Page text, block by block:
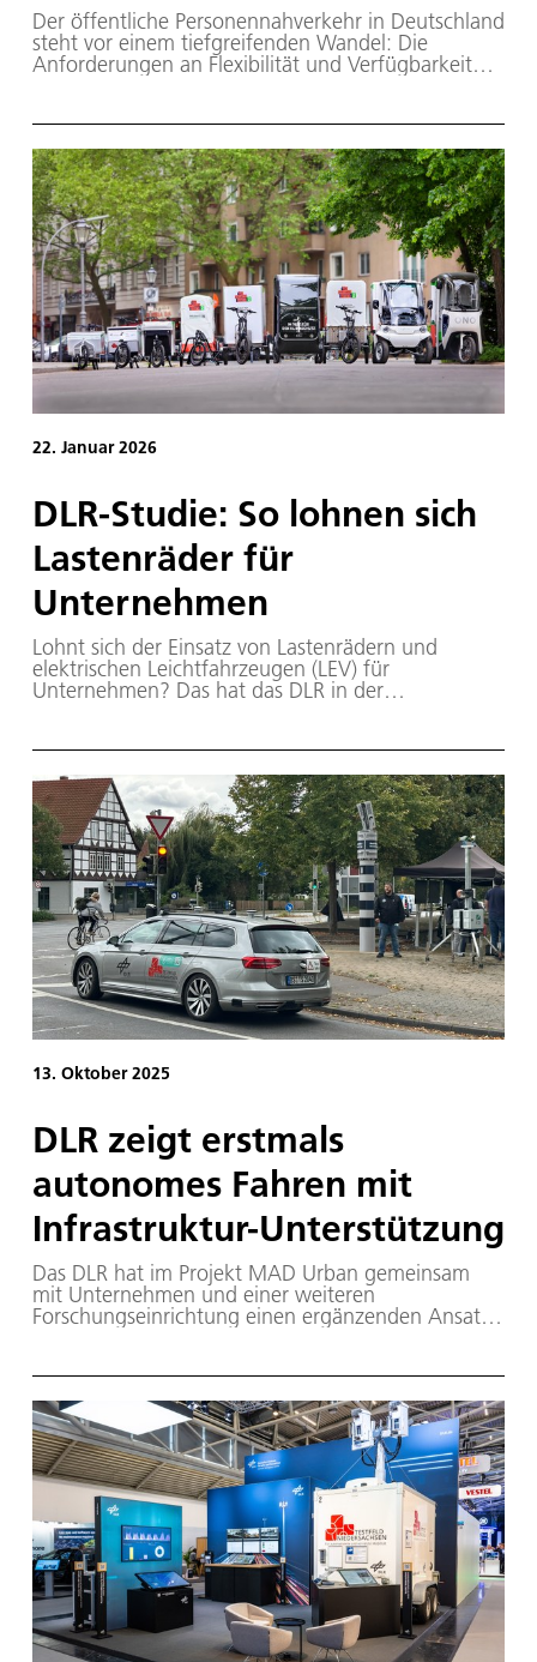
Der öffentliche Personennahverkehr in Deutschland
steht vor einem tiefgreifenden Wandel: Die
Anforderungen an Flexibilität und Verfügbarkeit
zunehmenden Mangel an Fahrpersonal
aufzufangen. Die Verkehrsforschung des
Deutschen Zentrums für Luft- und Raumfahrt (DLR)
zeigt in einem Whitepaper, wie die
Automatisierung auf Straße und Schiene den
ÖPNV wesentlich attraktiver und günstiger machen
kann. Dazu hat das DLR technologische
Entwicklungen und wirtschaftliche Effekte
untersucht, die entstehen, wenn mit
automatisierten Fahrzeugen sowohl das ÖPNV-
Netz als auch das Mobilitätsangebot erheblich
erweitert würden. Darauf aufbauend formuliert die
DLR-Studie Handlungsempfehlungen für die
kommenden fünf bis zehn Jahre.
22. Januar 2026
DLR-Studie: So lohnen sich
Lastenräder für
Unternehmen
Lohnt sich der Einsatz von Lastenrädern und
elektrischen Leichtfahrzeugen (LEV) für
Unternehmen? Das hat das DLR in der
13. Oktober 2025
DLR zeigt erstmals
autonomes Fahren mit
Infrastruktur-Unterstützung
Das DLR hat im Projekt MAD Urban gemeinsam
mit Unternehmen und einer weiteren
Forschungseinrichtung einen ergänzenden Ansatz
(MAD).